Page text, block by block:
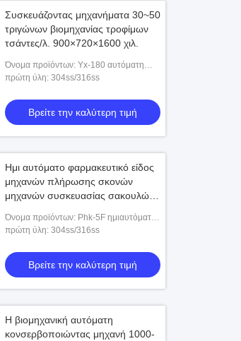
μαλτοδεξτρίνης
Βρείτε την καλύτερη τιμή
Συσκευάζοντας μηχανήματα 30~50
τριγώνων βιομηχανίας τροφίμων
τσάντες/λ. 900×720×1600 χιλ.
Όνομα προϊόντων: Yx-180 αυτόματη
μηχανή συσκευασίας τσαντών τριγώνων
πρώτη ύλη: 304ss/316ss
Βρείτε την καλύτερη τιμή
Ημι αυτόματο φαρμακευτικό είδος
μηχανών πλήρωσης σκονών
μηχανών συσκευασίας σακουλών
Όνομα προϊόντων: Phk-5F ημιαυτόματη
μηχανή πλήρωσης σκονών
πρώτη ύλη: 304ss/316ss
Βρείτε την καλύτερη τιμή
Η βιομηχανική αυτόματη
κονσερβοποιώντας μηχανή 1000-